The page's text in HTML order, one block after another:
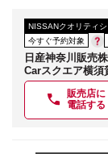
NISSANクオリティ
今すぐ予約対象
日産神奈川販売
Carスクエア横須
販売店に
電話する